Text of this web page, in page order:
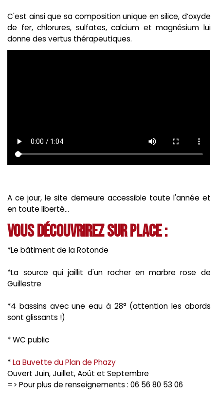
C'est ainsi que sa composition unique en silice, d’oxyde
de fer, chlorures, sulfates, calcium et magnésium lui
donne des vertus thérapeutiques.
A ce jour, le site demeure accessible toute l'année et
en toute liberté...
Vous découvrirez sur place :
*Le bâtiment de la Rotonde
*La source qui jaillit d'un rocher en marbre rose de
Guillestre
*4 bassins avec une eau à 28° (attention les abords
sont glissants !)
* WC public
*La Buvette du Plan de Phazy
Ouvert Juin, Juillet, Août et Septembre
=> Pour plus de renseignements : 06 56 80 53 06